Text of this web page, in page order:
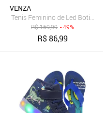
Glitter Calce Facil + Moch
VENZA
Tenis Feminino de Led Botinha
R$169,99 - 49%
R$86,99